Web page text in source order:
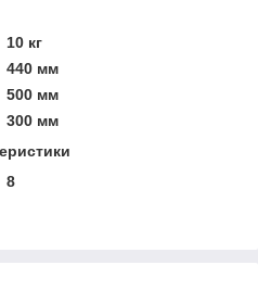
10 кг
440 мм
500 мм
300 мм
8